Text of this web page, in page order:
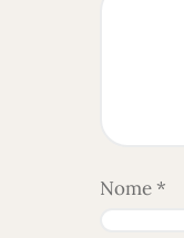
Nome*